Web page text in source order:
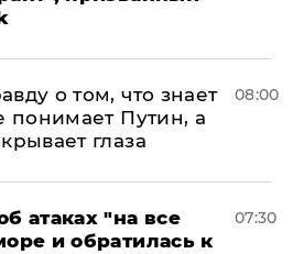
о том, что знает
понимает Путин, а
глаза
08:00
атаках "на все
и обратилась к
07:30